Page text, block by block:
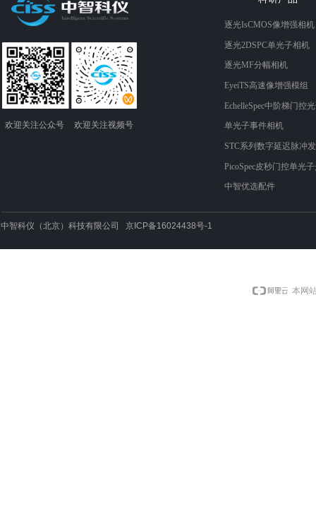
欢迎关注​​​​​​​公众号 欢迎关注​​视频​​​​​号
逐光IsCMOS像增强相机
逐光2DSPC单光子相机
逐光MF分幅相机
EyeiTS高速像增强模组
EchelleSpec中阶梯门控
单光子事件相机
STC系列数字延迟脉冲
PicoSpec皮秒门控单光
中智优选配件
中智科仪（北京）科技有限公司 京ICP备16024438号-1
本网